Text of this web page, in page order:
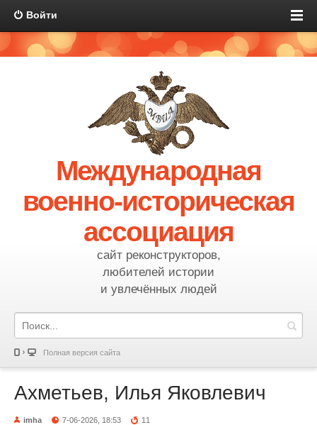
Войти
Международная
военно-историческая
ассоциация
сайт реконструкторов,
любителей истории
и увлечённых людей
Полная версия сайта
Ахметьев, Илья Яковлевич
imha 7-06-2026, 18:53 11